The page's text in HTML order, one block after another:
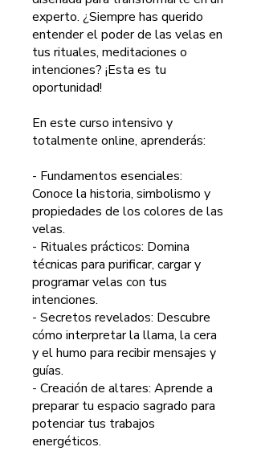
experto. ¿Siempre has querido
entender el poder de las velas en
tus rituales, meditaciones o
intenciones? ¡Esta es tu
oportunidad!
En este curso intensivo y
totalmente online, aprenderás:
- Fundamentos esenciales:
Conoce la historia, simbolismo y
propiedades de los colores de las
velas.
- Rituales prácticos: Domina
técnicas para purificar, cargar y
programar velas con tus
intenciones.
- Secretos revelados: Descubre
cómo interpretar la llama, la cera
y el humo para recibir mensajes y
guías.
- Creación de altares: Aprende a
preparar tu espacio sagrado para
potenciar tus trabajos
energéticos.